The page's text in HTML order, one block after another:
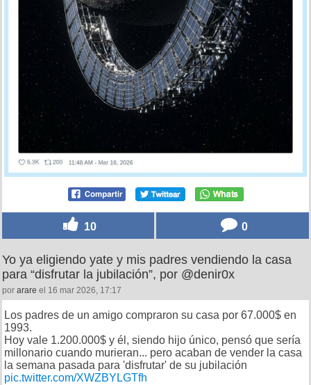
10 0
Yo ya eligiendo yate y mis padres vendiendo la casa
para “disfrutar la jubilación”, por @denir0x
por arare el 16 mar 2026, 17:17
Los padres de un amigo compraron su casa por 67.000$ en
1993.
Hoy vale 1.200.000$ y él, siendo hijo único, pensó que sería
millonario cuando murieran... pero acaban de vender la casa
la semana pasada para 'disfrutar' de su jubilación
pic.twitter.com/XWZBYLGTfh